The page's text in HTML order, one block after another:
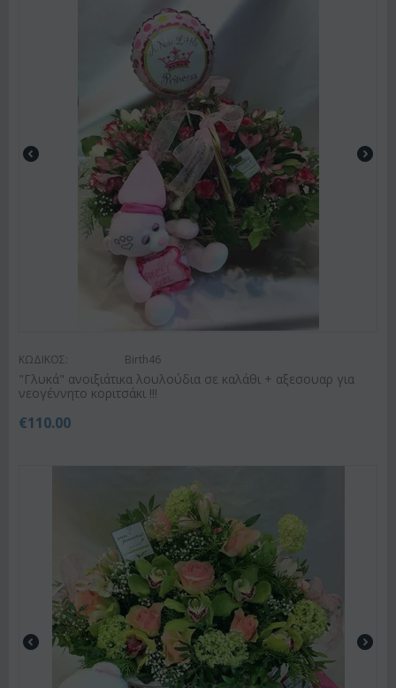
ΚΩΔΙΚΟΣ: Birth46
"Γλυκά" ανοιξιάτικα λουλούδια σε καλάθι + αξεσουαρ για
νεογέννητο κοριτσάκι !!!
€110.00